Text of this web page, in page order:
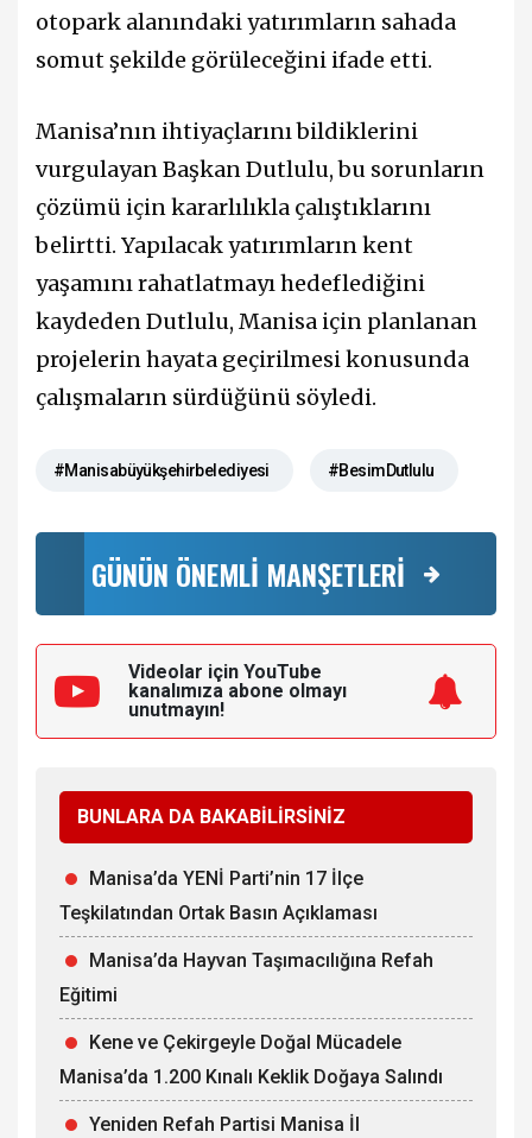
otopark alanındaki yatırımların sahada
somut şekilde görüleceğini ifade etti.
Manisa’nın ihtiyaçlarını bildiklerini
vurgulayan Başkan Dutlulu, bu sorunların
çözümü için kararlılıkla çalıştıklarını
belirtti. Yapılacak yatırımların kent
yaşamını rahatlatmayı hedeflediğini
kaydeden Dutlulu, Manisa için planlanan
projelerin hayata geçirilmesi konusunda
çalışmaların sürdüğünü söyledi.
#Manisabüyükşehirbelediyesi #BesimDutlulu
GÜNÜN ÖNEMLİ MANŞETLERİ
Videolar için YouTube
kanalımıza abone olmayı
unutmayın!
BUNLARA DA BAKABİLİRSİNİZ
Manisa’da YENİ Parti’nin 17 İlçe
Teşkilatından Ortak Basın Açıklaması
Manisa’da Hayvan Taşımacılığına Refah
Eğitimi
Kene ve Çekirgeyle Doğal Mücadele
Manisa’da 1.200 Kınalı Keklik Doğaya Salındı
Yeniden Refah Partisi Manisa İl